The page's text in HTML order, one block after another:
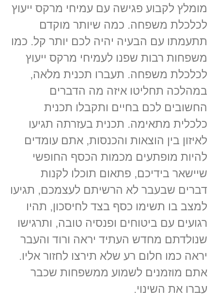
מומלץ לקבוע פגישה עם עמיחי מרקס ייעוץ
לכלכלת משפחה. כמה שיותר מוקדם
תתעמתו עם הבעיה יהיה לכם יותר קל. כמו
משפחות רבות שפנו לעמיחי מרקס ייעוץ
לכלכלת משפחה. תעברו תכנית מלאה,
במהלכה תחליטו איזה מה הדברים
החשובים לכם בחיים ותקבלו תכנית
כלכלית מתאימה. תכנית בעזרתה תגיעו
לאיזון בין הוצאות והכנסות, אתם עומדים
להיות מופתעים מכמות הכסף החופשי
שיישאר בידיכם, פתאום תוכלו לקנות
דברים שבעבר לא הרשיתם לעצמכם, תגיעו
למצב בו תשימו כסף בצד לחיסכון, תהיו
רגועים עם ביטוחים ופנסיה טובה, ותרגישו
שנולדתם מחדש העתיד יראה ורוד והעבר
יראה כמו חלום רע שלא תירצו לחזור אליו.
אתם מוזמנים לשמוע ממשפחות שכבר
עברו את השינוי.